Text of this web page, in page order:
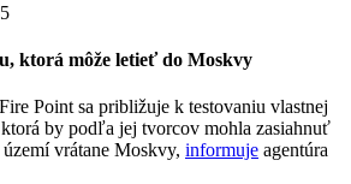
ktorá môže letieť do Moskvy
Point sa približuje k testovaniu vlastnej
by podľa jej tvorcov mohla zasiahnuť
vrátane Moskvy, informuje agentúra